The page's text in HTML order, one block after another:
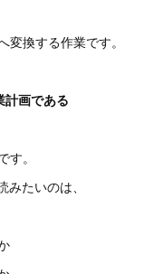
換する作業です。
計画である
。
たいのは、